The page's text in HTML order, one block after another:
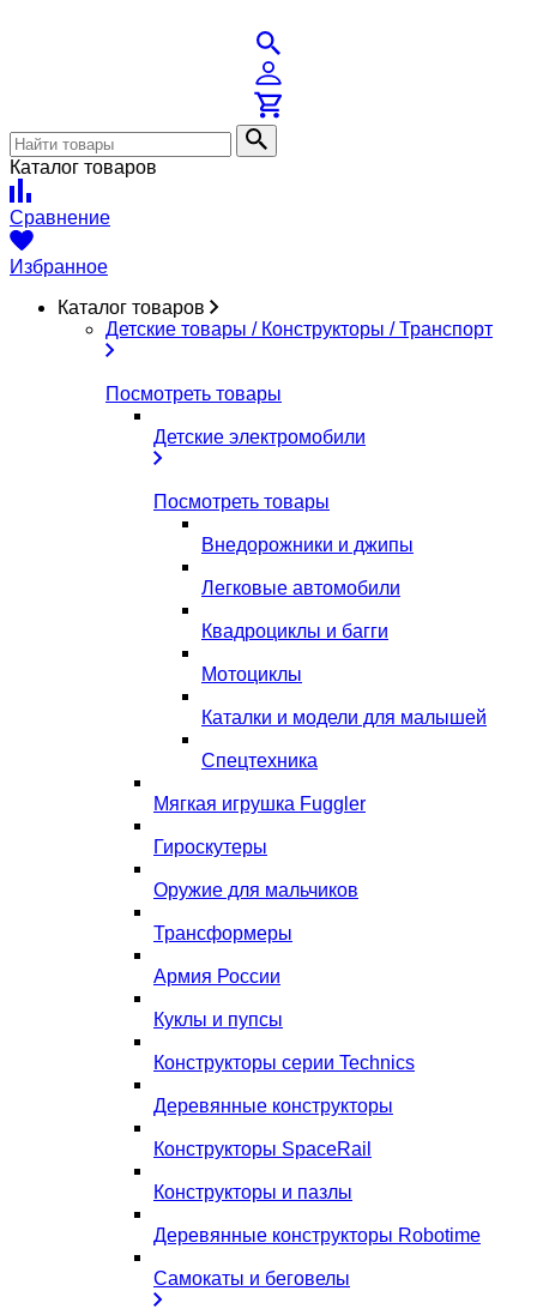
Каталог товаров
Сравнение
Избранное
Каталог товаров
Детские товары / Конструкторы / Транспорт
Посмотреть товары
Детские электромобили
Посмотреть товары
Внедорожники и джипы
Легковые автомобили
Квадроциклы и багги
Мотоциклы
Каталки и модели для малышей
Спецтехника
Мягкая игрушка Fuggler
Гироскутеры
Оружие для мальчиков
Трансформеры
Армия России
Куклы и пупсы
Конструкторы серии Technics
Деревянные конструкторы
Конструкторы SpaceRail
Конструкторы и пазлы
Деревянные конструкторы Robotime
Самокаты и беговелы